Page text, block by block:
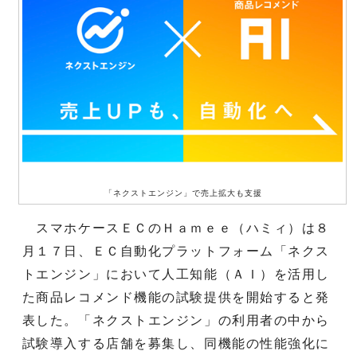
「ネクストエンジン」で売上拡大も支援
スマホケースＥＣのＨａｍｅｅ（ハミィ）は８
月１７日、ＥＣ自動化プラットフォーム「ネクス
トエンジン」において人工知能（ＡＩ）を活用し
た商品レコメンド機能の試験提供を開始すると発
表した。「ネクストエンジン」の利用者の中から
試験導入する店舗を募集し、同機能の性能強化に